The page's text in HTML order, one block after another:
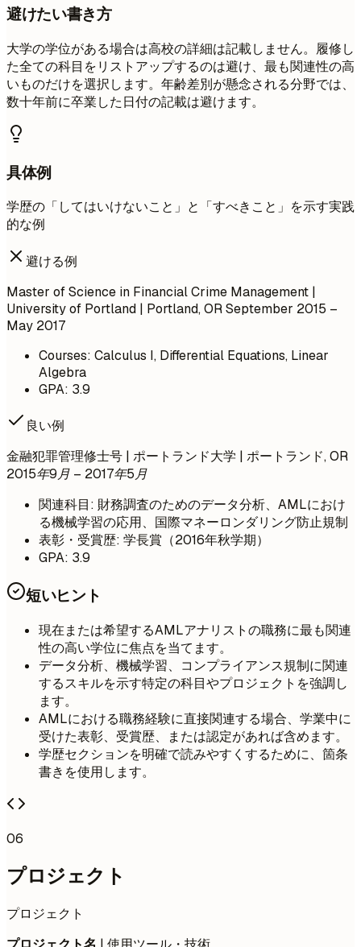
避けたい書き方
大学の学位がある場合は高校の詳細は記載しません。履修し
た全ての科目をリストアップするのは避け、最も関連性の高
いものだけを選択します。年齢差別が懸念される分野では、
数十年前に卒業した日付の記載は避けます。
具体例
学歴の「してはいけないこと」と「すべきこと」を示す実践
的な例
避ける例
Master of Science in Financial Crime Management |
University of Portland | Portland, ORSeptember 2015 –
May 2017
Courses: Calculus I, Differential Equations, Linear
Algebra
GPA: 3.9
良い例
金融犯罪管理修士号 | ポートランド大学 | ポートランド, OR
2015年9月 – 2017年5月
関連科目: 財務調査のためのデータ分析、AMLにおけ
る機械学習の応用、国際マネーロンダリング防止規制
表彰・受賞歴: 学長賞（2016年秋学期）
GPA: 3.9
短いヒント
現在または希望するAMLアナリストの職務に最も関連
性の高い学位に焦点を当てます。
データ分析、機械学習、コンプライアンス規制に関連
するスキルを示す特定の科目やプロジェクトを強調し
ます。
AMLにおける職務経験に直接関連する場合、学業中に
受けた表彰、受賞歴、または認定があれば含めます。
学歴セクションを明確で読みやすくするために、箇条
書きを使用します。
06
プロジェクト
プロジェクト